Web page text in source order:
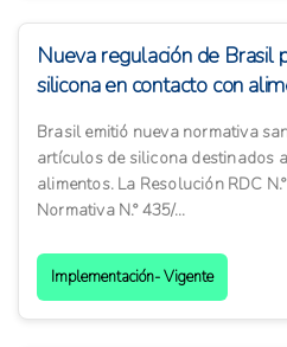
Nueva regulación de Brasil
silicona en contacto con
Brasil emitió nueva normativa
artículos de silicona destinados
alimentos. La Resolución RDC
Normativa N.° 435/...
Implementación- Vigente